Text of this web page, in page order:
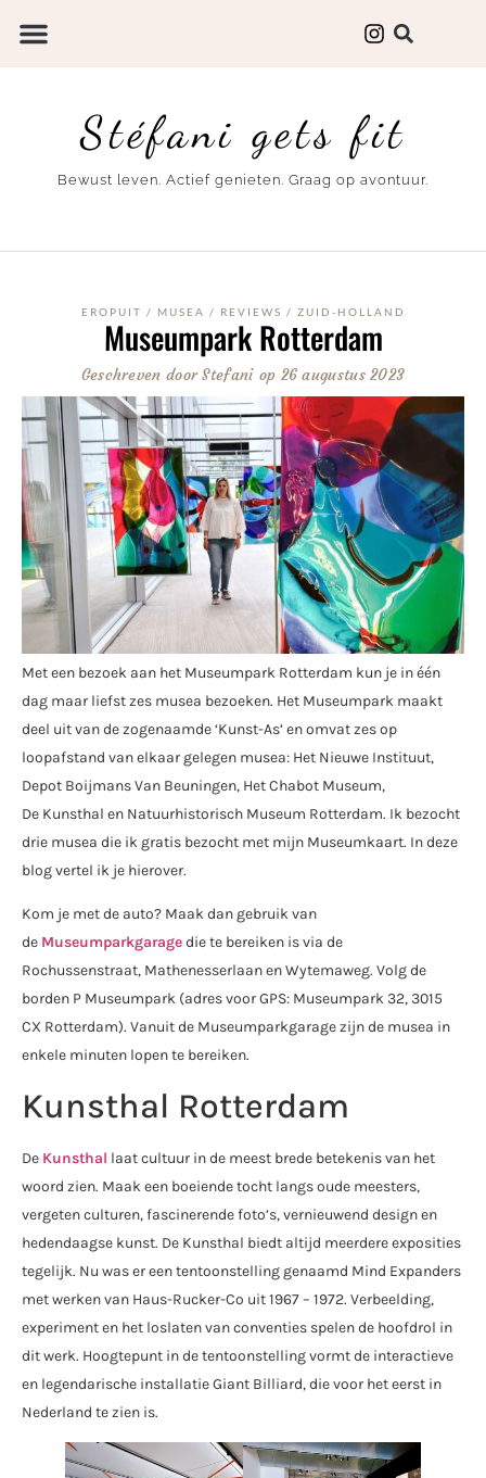
Stéfani gets fit
Bewust leven. Actief genieten. Graag op avontuur.
EROPUIT / MUSEA / REVIEWS / ZUID-HOLLAND
Museumpark Rotterdam
Geschreven doorStefani op 26 augustus 2023
Met een bezoek aan het Museumpark Rotterdam kun je in één
dag maar liefst zes musea bezoeken. Het Museumpark maakt
deel uit van de zogenaamde ‘Kunst-As’ en omvat zes op
loopafstand van elkaar gelegen musea: Het Nieuwe Instituut,
Depot Boijmans Van Beuningen, Het Chabot Museum,
De Kunsthal en Natuurhistorisch Museum Rotterdam. Ik bezocht
drie musea die ik gratis bezocht met mijn Museumkaart. In deze
blog vertel ik je hierover.
Kom je met de auto? Maak dan gebruik van
de Museumparkgaragedie te bereiken is via de
Rochussenstraat, Mathenesserlaan en Wytemaweg. Volg de
borden P Museumpark (adres voor GPS: Museumpark 32, 3015
CX Rotterdam). Vanuit de Museumparkgarage zijn de musea in
enkele minuten lopen te bereiken.
Kunsthal Rotterdam
De Kunsthal laat cultuur in de meest brede betekenis van het
woord zien. Maak een boeiende tocht langs oude meesters,
vergeten culturen, fascinerende foto’s, vernieuwend design en
hedendaagse kunst. De Kunsthal biedt altijd meerdere exposities
tegelijk. Nu was er een tentoonstelling genaamd Mind Expanders
met werken van Haus-Rucker-Co uit 1967 – 1972. Verbeelding,
experiment en het loslaten van conventies spelen de hoofdrol in
dit werk. Hoogtepunt in de tentoonstelling vormt de interactieve
en legendarische installatie Giant Billiard, die voor het eerst in
Nederland te zien is.